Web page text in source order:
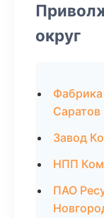
округ
Саратов
Завод
НПП
ПАО